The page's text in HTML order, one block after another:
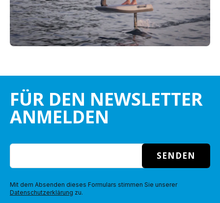
FÜR DEN NEWSLETTER
ANMELDEN
Mit dem Absenden dieses Formulars stimmen Sie unserer
Datenschutzerklärung zu.